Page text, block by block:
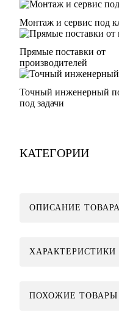
Монтаж и сервис под
Прямые поставки от
производителей
Точный инженерный
под задачи
КАТЕГОРИИ
ОПИСАНИЕ ТОВАРА
ХАРАКТЕРИСТИКИ
ПОХОЖИЕ ТОВАРЫ